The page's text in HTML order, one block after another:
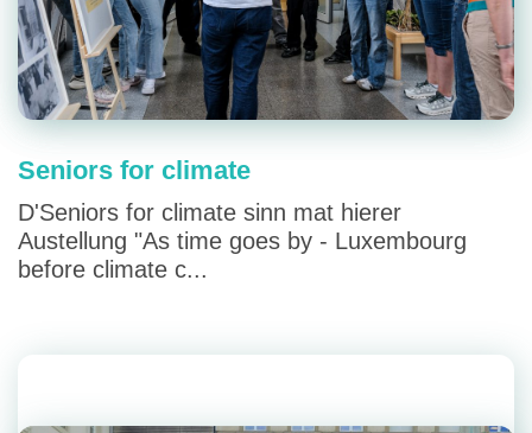
Seniors for climate
D'Seniors for climate sinn mat hierer
Austellung "As time goes by - Luxembourg
before climate c...